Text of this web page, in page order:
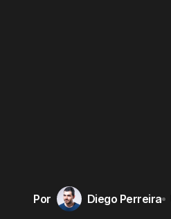
Por Diego Perreira